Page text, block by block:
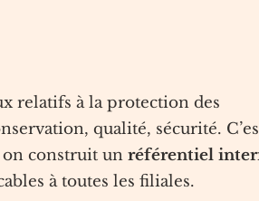
relatifs à la protection des
qualité, sécurité.
on construit un référentiel
à toutes les filiales.